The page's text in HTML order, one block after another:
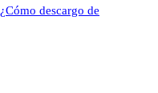
¿Cómo descargo de